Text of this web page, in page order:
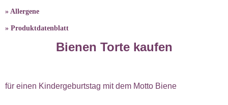
» Allergene
» Produktdatenblatt
Bienen Torte kaufen
für einen Kindergeburtstag mit dem Motto Biene